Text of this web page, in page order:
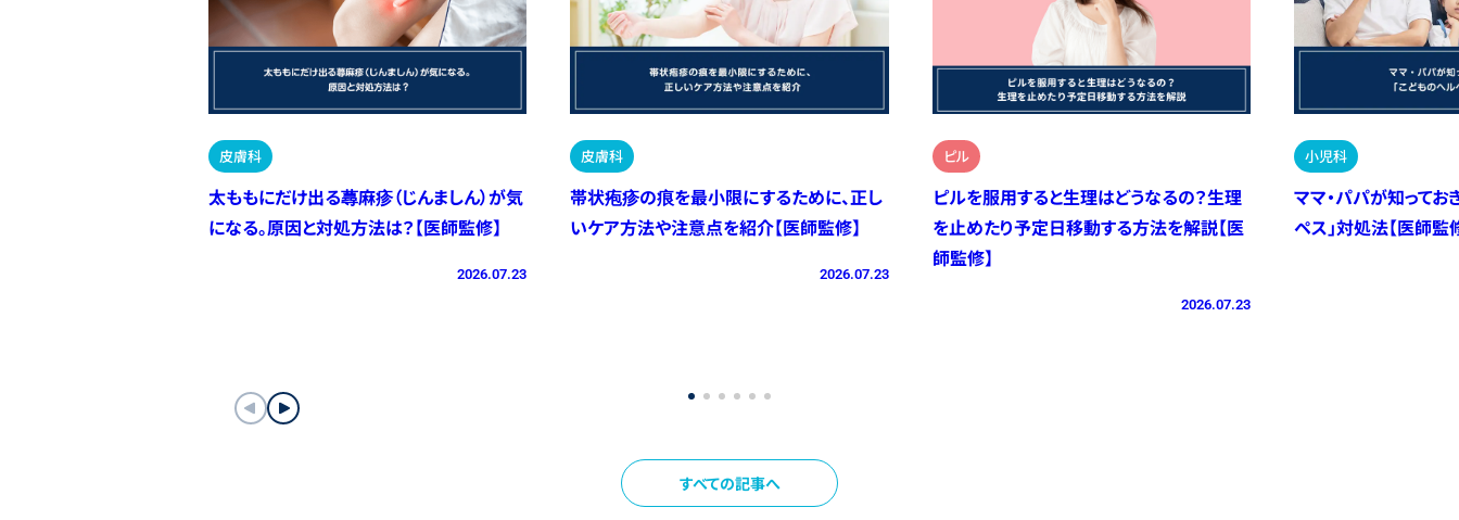
皮膚科
太ももにだけ出る蕁麻疹（じんましん）が気
になる。原因と対処方法は？【医師監修】
2026.07.23
皮膚科
帯状疱疹の痕を最小限にするために、正し
いケア方法や注意点を紹介【医師監修】
2026.07.23
ピル
ピルを服用すると生理はどうなるの？生理
を止めたり予定日移動する方法を解説【医
師監修】
2026.07.23
小児科
ママ・パパが知ってお
ペス」対処法【医師監
すべての記事へ